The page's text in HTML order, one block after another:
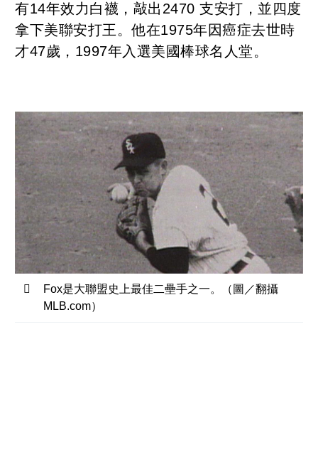
有14年效力白襪，敲出2470 支安打，並四度
拿下美聯安打王。他在1975年因癌症去世時
才47歲，1997年入選美國棒球名人堂。
Fox是大聯盟史上最佳二壘手之一。（圖／翻攝
MLB.com）